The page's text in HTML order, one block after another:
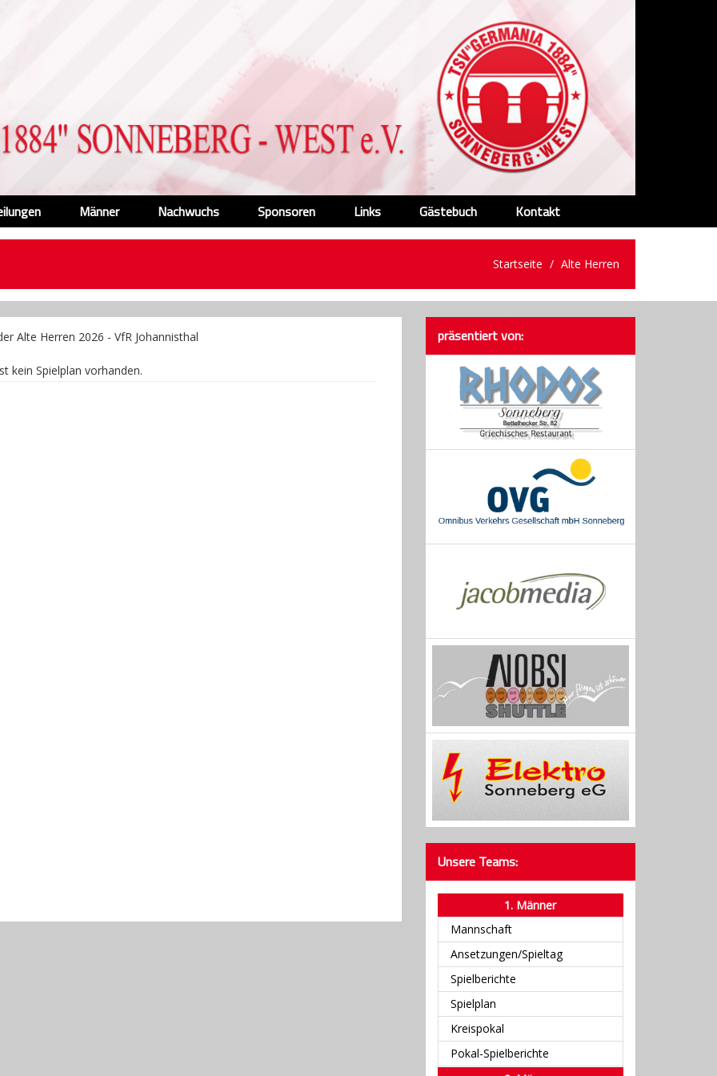
Männer Nachwuchs Sponsoren Links Gästebuch Kontakt
Startseite Alte Herren
Alte Herren 2026 - VfR Johannisthal
kein Spielplan vorhanden.
präsentiert von:
Unsere Teams:
1. Männer
Mannschaft
Ansetzungen/Spieltag
Spielberichte
Spielplan
Kreispokal
Pokal-Spielberichte